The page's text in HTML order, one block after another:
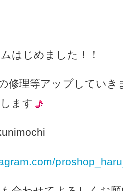
はじめました！！
修理等アップしてい
ます